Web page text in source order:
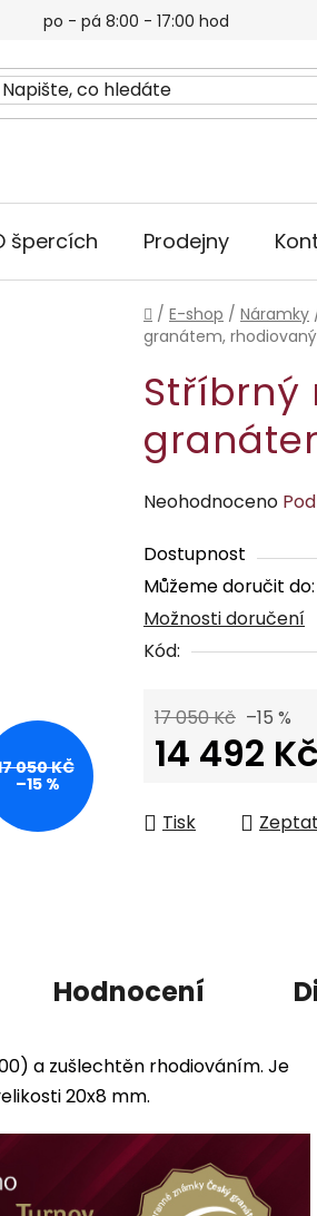
po - pá 8:00 - 17:00 hod
špercích Prodejny
Domů
/ E-shop / Náramky
granátem,
Stříbrný
Průměrné
produktu
je
0,0
z
hvězdiček.
Neohodnoceno
Dostupnost
Můžeme doručit do:
Možnosti doručení
Kód:
17 050 Kč –15 %
14 492 Kč
Tisk
050 KČ
–15 %
Hodnocení
a zušlechtěn rhodiováním. Je
20x8 mm.